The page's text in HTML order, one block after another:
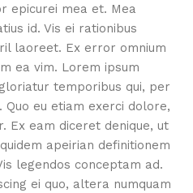
epicurei mea et. Mea
id. Vis ei rationibus
laoreet. Ex error omnium
ea vim. Lorem ipsum
temporibus qui, per
eu etiam exerci dolore,
Ex eam diceret denique, ut
apeirian definitionem
legendos conceptam ad.
ei quo, altera numquam